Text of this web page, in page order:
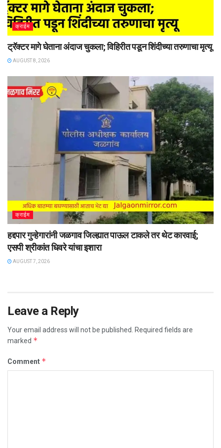
क्राईम
ट्रॅक्टर मागे घेताना अंदाज चुकला; विहिरीत पडून शिंदीच्या तरुणाचा मृत्यू
AUGUST 8, 2026
क्राईम
हद्दपार गुन्हेगारांनी जळगाव जिल्ह्यात पाऊल टाकले तर थेट कारवाई;
एसपी श्रीकांत धिवरे यांचा इशारा
AUGUST 7, 2026
Leave a Reply
Your email address will not be published.
Required fields are
marked *
Comment *